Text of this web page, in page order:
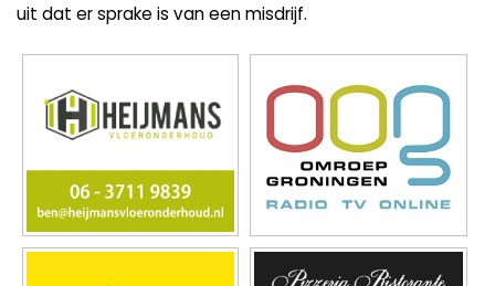
uit dat er sprake is van een misdrijf.